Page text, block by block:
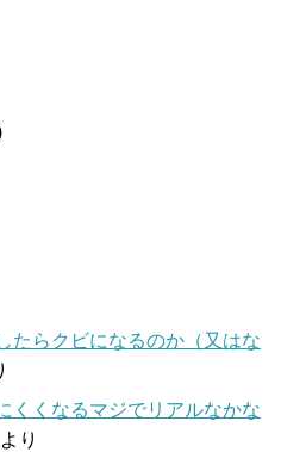
たらクビになるのか（又はな
くくなるマジでリアルなかな
より